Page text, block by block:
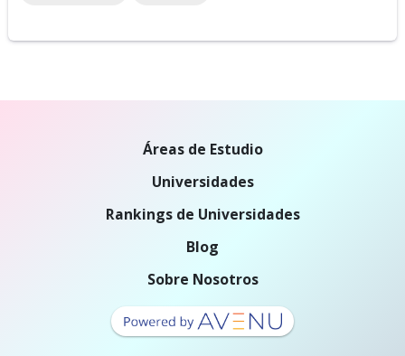
Áreas de Estudio
Universidades
Rankings de Universidades
Blog
Sobre Nosotros